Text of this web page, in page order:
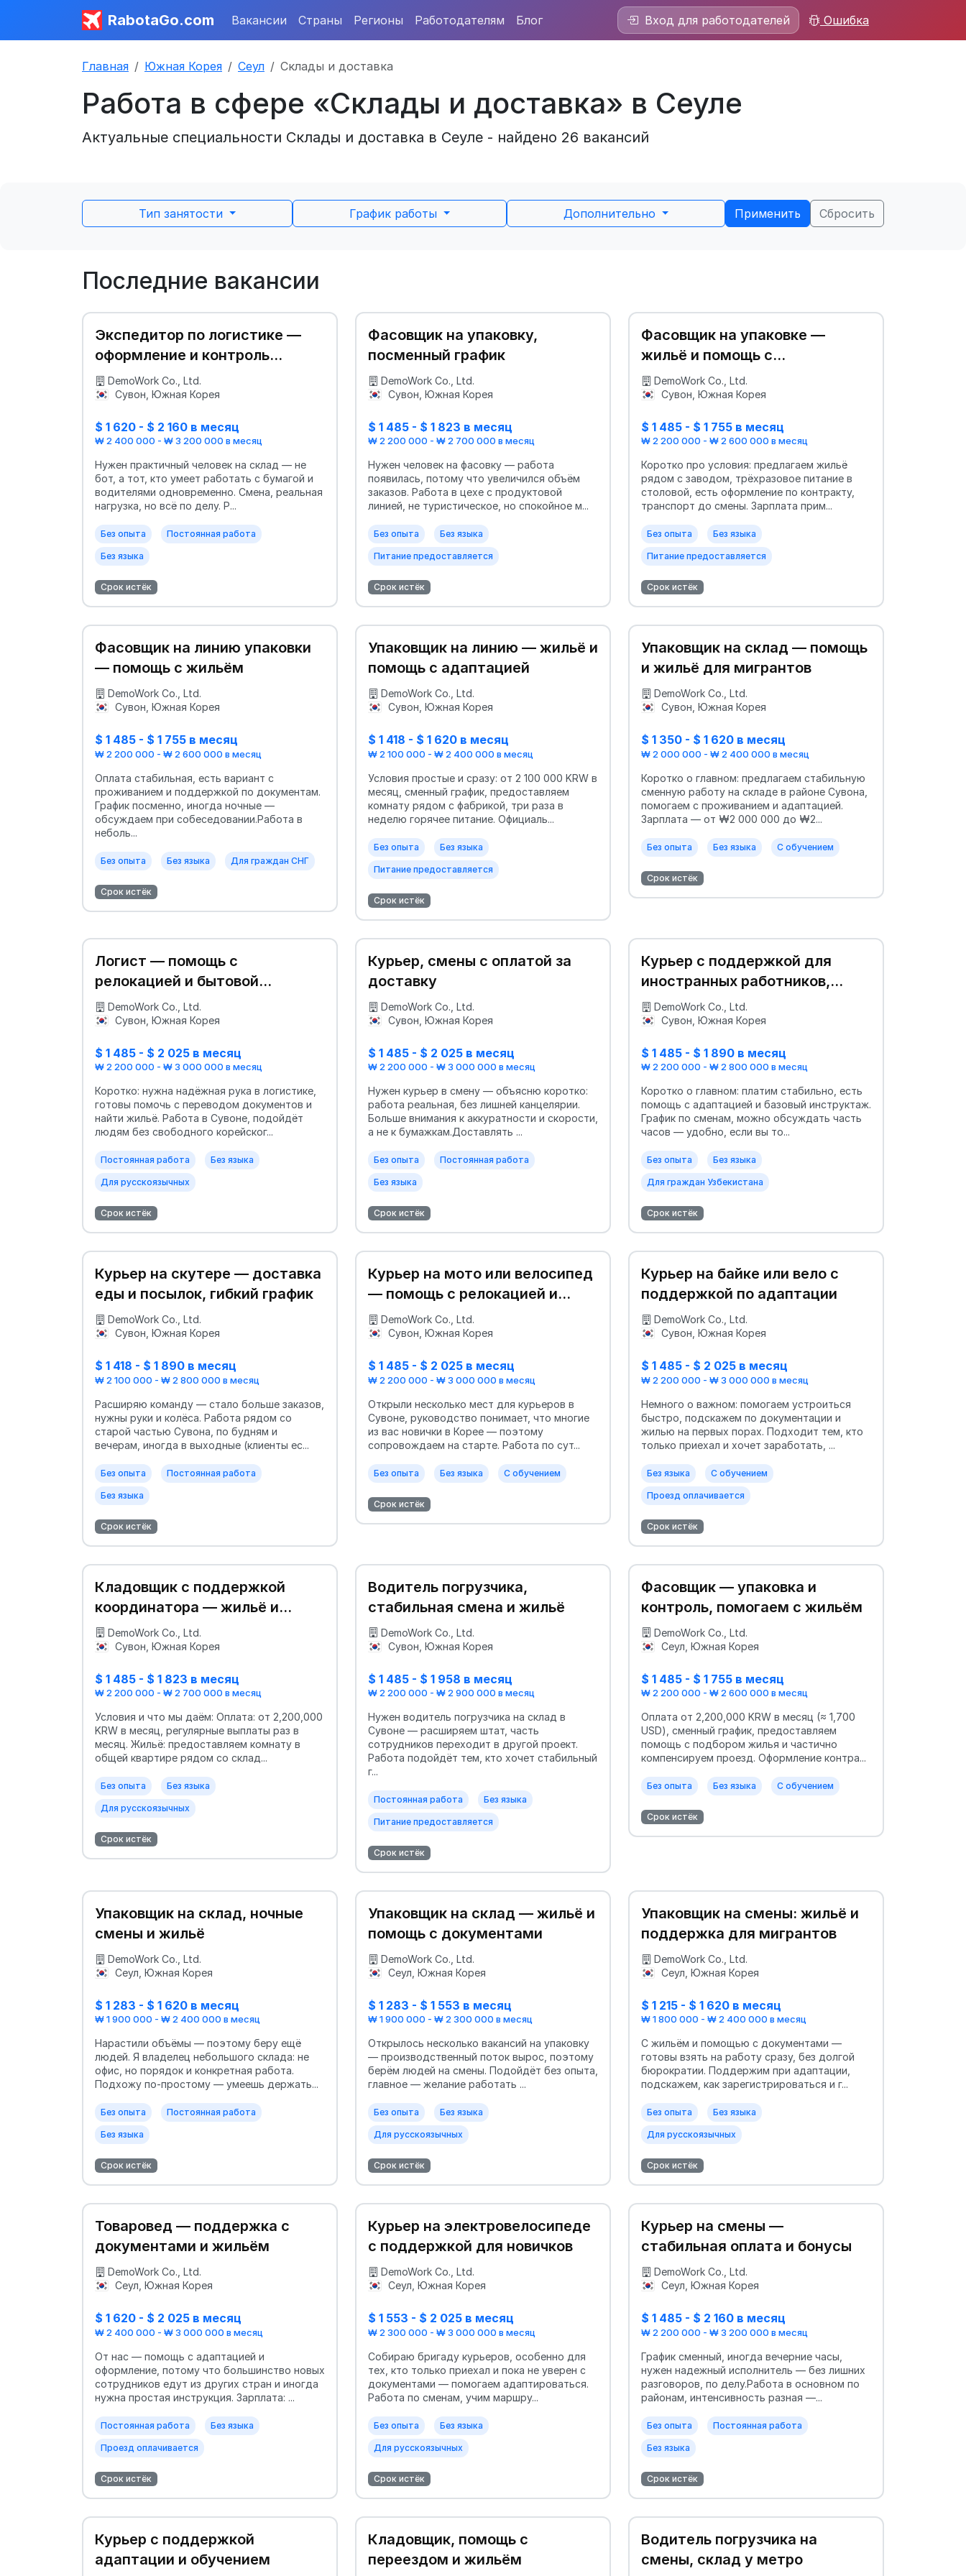
RabotaGo.com Вакансии Страны Регионы Работодателям Блог Вход для работодателей Ошибка
Главная Южная Корея Сеул Склады и доставка
Работа в сфере «Склады и доставка» в Сеуле
Актуальные специальности Склады и доставка в Сеуле - найдено 26 вакансий
Тип занятости График работы Дополнительно Применить Сбросить
Последние вакансии
Экспедитор по логистике —
оформление и контроль
отгрузок
DemoWork Co., Ltd.
Сувон, Южная Корея
$ 1 620 - $ 2 160 в месяц
₩ 2 400 000 - ₩ 3 200 000 в месяц
Нужен практичный человек на склад — не
бот, а тот, кто умеет работать с бумагой и
водителями одновременно. Смена, реальная
нагрузка, но всё по делу. Р...
Без опыта Постоянная работа
Без языка
Срок истёк
Фасовщик на упаковку,
посменный график
DemoWork Co., Ltd.
Сувон, Южная Корея
$ 1 485 - $ 1 823 в месяц
₩ 2 200 000 - ₩ 2 700 000 в месяц
Нужен человек на фасовку — работа
появилась, потому что увеличился объём
заказов. Работа в цехе с продуктовой
линией, не туристическое, но спокойное м...
Без опыта Без языка
Питание предоставляется
Срок истёк
Фасовщик на упаковке —
жильё и помощь с
документами
DemoWork Co., Ltd.
Сувон, Южная Корея
$ 1 485 - $ 1 755 в месяц
₩ 2 200 000 - ₩ 2 600 000 в месяц
Коротко про условия: предлагаем жильё
рядом с заводом, трёхразовое питание в
столовой, есть оформление по контракту,
транспорт до смены. Зарплата прим...
Без опыта Без языка
Питание предоставляется
Срок истёк
Фасовщик на линию упаковки
— помощь с жильём
DemoWork Co., Ltd.
Сувон, Южная Корея
$ 1 485 - $ 1 755 в месяц
₩ 2 200 000 - ₩ 2 600 000 в месяц
Оплата стабильная, есть вариант с
проживанием и поддержкой по документам.
График посменно, иногда ночные —
обсуждаем при собеседовании.Работа в
неболь...
Без опыта Без языка Для граждан СНГ
Срок истёк
Упаковщик на линию — жильё и
помощь с адаптацией
DemoWork Co., Ltd.
Сувон, Южная Корея
$ 1 418 - $ 1 620 в месяц
₩ 2 100 000 - ₩ 2 400 000 в месяц
Условия простые и сразу: от 2 100 000 KRW в
месяц, сменный график, предоставляем
комнату рядом с фабрикой, три раза в
неделю горячее питание. Официаль...
Без опыта Без языка
Питание предоставляется
Срок истёк
Упаковщик на склад — помощь
и жильё для мигрантов
DemoWork Co., Ltd.
Сувон, Южная Корея
$ 1 350 - $ 1 620 в месяц
₩ 2 000 000 - ₩ 2 400 000 в месяц
Коротко о главном: предлагаем стабильную
сменную работу на складе в районе Сувона,
помогаем с проживанием и адаптацией.
Зарплата — от ₩2 000 000 до ₩2...
Без опыта Без языка С обучением
Срок истёк
Логист — помощь с
релокацией и бытовой
адаптацией
DemoWork Co., Ltd.
Сувон, Южная Корея
$ 1 485 - $ 2 025 в месяц
₩ 2 200 000 - ₩ 3 000 000 в месяц
Коротко: нужна надёжная рука в логистике,
готовы помочь с переводом документов и
найти жильё. Работа в Сувоне, подойдёт
людям без свободного корейског...
Постоянная работа Без языка
Для русскоязычных
Срок истёк
Курьер, смены с оплатой за
доставку
DemoWork Co., Ltd.
Сувон, Южная Корея
$ 1 485 - $ 2 025 в месяц
₩ 2 200 000 - ₩ 3 000 000 в месяц
Нужен курьер в смену — объясню коротко:
работа реальная, без лишней канцелярии.
Больше внимания к аккуратности и скорости,
а не к бумажкам.Доставлять ...
Без опыта Постоянная работа
Без языка
Срок истёк
Курьер с поддержкой для
иностранных работников,
гибкий график
DemoWork Co., Ltd.
Сувон, Южная Корея
$ 1 485 - $ 1 890 в месяц
₩ 2 200 000 - ₩ 2 800 000 в месяц
Коротко о главном: платим стабильно, есть
помощь с адаптацией и базовый инструктаж.
График по сменам, можно обсуждать часть
часов — удобно, если вы то...
Без опыта Без языка
Для граждан Узбекистана
Срок истёк
Курьер на скутере — доставка
еды и посылок, гибкий график
DemoWork Co., Ltd.
Сувон, Южная Корея
$ 1 418 - $ 1 890 в месяц
₩ 2 100 000 - ₩ 2 800 000 в месяц
Расширяю команду — стало больше заказов,
нужны руки и колёса. Работа рядом со
старой частью Сувона, по будням и
вечерам, иногда в выходные (клиенты ес...
Без опыта Постоянная работа
Без языка
Срок истёк
Курьер на мото или велосипед
— помощь с релокацией и
адаптацией
DemoWork Co., Ltd.
Сувон, Южная Корея
$ 1 485 - $ 2 025 в месяц
₩ 2 200 000 - ₩ 3 000 000 в месяц
Открыли несколько мест для курьеров в
Сувоне, руководство понимает, что многие
из вас новички в Корее — поэтому
сопровождаем на старте. Работа по сут...
Без опыта Без языка С обучением
Срок истёк
Курьер на байке или вело с
поддержкой по адаптации
DemoWork Co., Ltd.
Сувон, Южная Корея
$ 1 485 - $ 2 025 в месяц
₩ 2 200 000 - ₩ 3 000 000 в месяц
Немного о важном: помогаем устроиться
быстро, подскажем по документации и
жилью на первых порах. Подходит тем, кто
только приехал и хочет заработать, ...
Без языка С обучением
Проезд оплачивается
Срок истёк
Кладовщик с поддержкой
координатора — жильё и
помощь
DemoWork Co., Ltd.
Сувон, Южная Корея
$ 1 485 - $ 1 823 в месяц
₩ 2 200 000 - ₩ 2 700 000 в месяц
Условия и что мы даём: Оплата: от 2,200,000
KRW в месяц, регулярные выплаты раз в
месяц. Жильё: предоставляем комнату в
общей квартире рядом со склад...
Без опыта Без языка
Для русскоязычных
Срок истёк
Водитель погрузчика,
стабильная смена и жильё
DemoWork Co., Ltd.
Сувон, Южная Корея
$ 1 485 - $ 1 958 в месяц
₩ 2 200 000 - ₩ 2 900 000 в месяц
Нужен водитель погрузчика на склад в
Сувоне — расширяем штат, часть
сотрудников переходит в другой проект.
Работа подойдёт тем, кто хочет стабильный
г...
Постоянная работа Без языка
Питание предоставляется
Срок истёк
Фасовщик — упаковка и
контроль, помогаем с жильём
DemoWork Co., Ltd.
Сеул, Южная Корея
$ 1 485 - $ 1 755 в месяц
₩ 2 200 000 - ₩ 2 600 000 в месяц
Оплата от 2,200,000 KRW в месяц (≈ 1,700
USD), сменный график, предоставляем
помощь с подбором жилья и частично
компенсируем проезд. Оформление контра...
Без опыта Без языка С обучением
Срок истёк
Упаковщик на склад, ночные
смены и жильё
DemoWork Co., Ltd.
Сеул, Южная Корея
$ 1 283 - $ 1 620 в месяц
₩ 1 900 000 - ₩ 2 400 000 в месяц
Нарастили объёмы — поэтому беру ещё
людей. Я владелец небольшого склада: не
офис, но порядок и конкретная работа.
Подхожу по-простому — умеешь держать...
Без опыта Постоянная работа
Без языка
Срок истёк
Упаковщик на склад — жильё и
помощь с документами
DemoWork Co., Ltd.
Сеул, Южная Корея
$ 1 283 - $ 1 553 в месяц
₩ 1 900 000 - ₩ 2 300 000 в месяц
Открылось несколько вакансий на упаковку
— производственный поток вырос, поэтому
берём людей на смены. Подойдёт без опыта,
главное — желание работать ...
Без опыта Без языка
Для русскоязычных
Срок истёк
Упаковщик на смены: жильё и
поддержка для мигрантов
DemoWork Co., Ltd.
Сеул, Южная Корея
$ 1 215 - $ 1 620 в месяц
₩ 1 800 000 - ₩ 2 400 000 в месяц
С жильём и помощью с документами —
готовы взять на работу сразу, без долгой
бюрократии. Поддержим при адаптации,
подскажем, как зарегистрироваться и г...
Без опыта Без языка
Для русскоязычных
Срок истёк
Товаровед — поддержка с
документами и жильём
DemoWork Co., Ltd.
Сеул, Южная Корея
$ 1 620 - $ 2 025 в месяц
₩ 2 400 000 - ₩ 3 000 000 в месяц
От нас — помощь с адаптацией и
оформление, потому что большинство новых
сотрудников едут из других стран и иногда
нужна простая инструкция. Зарплата: ...
Постоянная работа Без языка
Проезд оплачивается
Срок истёк
Курьер на электровелосипеде
с поддержкой для новичков
DemoWork Co., Ltd.
Сеул, Южная Корея
$ 1 553 - $ 2 025 в месяц
₩ 2 300 000 - ₩ 3 000 000 в месяц
Собираю бригаду курьеров, особенно для
тех, кто только приехал и пока не уверен с
документами — помогаем адаптироваться.
Работа по сменам, учим маршру...
Без опыта Без языка
Для русскоязычных
Срок истёк
Курьер на смены —
стабильная оплата и бонусы
DemoWork Co., Ltd.
Сеул, Южная Корея
$ 1 485 - $ 2 160 в месяц
₩ 2 200 000 - ₩ 3 200 000 в месяц
График сменный, иногда вечерние часы,
нужен надежный исполнитель — без лишних
разговоров, по делу.Работа в основном по
районам, интенсивность разная —...
Без опыта Постоянная работа
Без языка
Срок истёк
Курьер с поддержкой
адаптации и обучением
Кладовщик, помощь с
переездом и жильём
Водитель погрузчика на
смены, склад у метро